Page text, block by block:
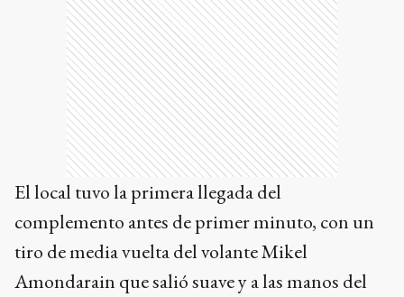
El local tuvo la primera llegada del
complemento antes de primer minuto, con un
tiro de media vuelta del volante Mikel
Amondarain que salió suave y a las manos del